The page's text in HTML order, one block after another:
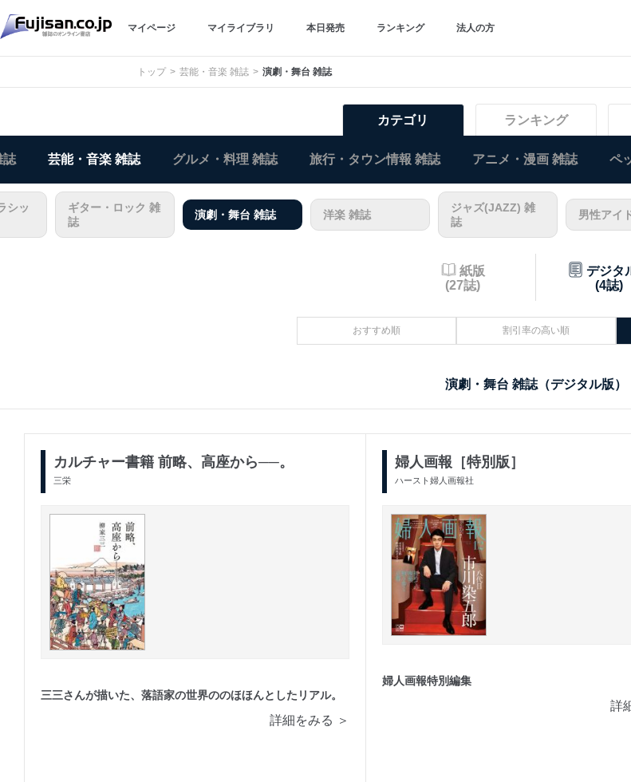
マイページ マイライブラリ 本日発売 ランキング 法人の方
トップ 芸能・音楽 雑誌 演劇・舞台 雑誌
カテゴリ ランキング
誌 芸能・音楽 雑誌 グルメ・料理 雑誌 旅行・タウン情報 雑誌 アニメ・漫画 雑誌 ペ
シッ
ギター・ロック 雑
誌
演劇・舞台 雑誌 洋楽 雑誌
ジャズ(JAZZ) 雑
誌
男性アイ
紙版
(27誌)
デジタ
(4誌)
おすすめ順 割引率の高い順
演劇・舞台 雑誌（デジタル版）
カルチャー書籍 前略、高座から──。
三栄
三三さんが描いた、落語家の世界ののほほんとしたリアル。
詳細をみる ＞
婦人画報［特別版］
ハースト婦人画報社
婦人画報特別編集
詳